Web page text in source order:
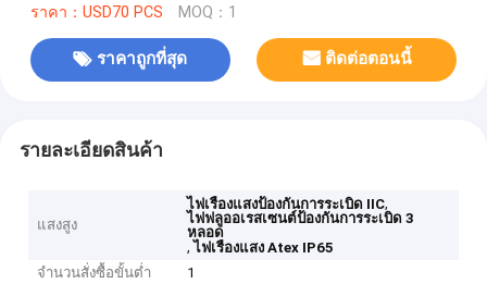
ราคา：USD70 PCS MOQ：1
ราคาถูกที่สุด ติดต่อตอนนี้
รายละเอียดสินค้า
แสงสูง
ไฟเรืองแสงป้องกันการระเบิด IIC,
ไฟฟลูออเรสเซนต์ป้องกันการระเบิด 3
หลอด
,ไฟเรืองแสง Atex IP65
จำนวนสั่งซื้อขั้นต่ำ
1